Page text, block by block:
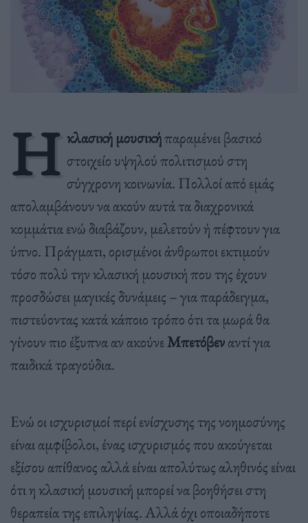
Η κλασική μουσικήπαραμένει βασικό
στοιχείο υψηλού πολιτισμού στη
σύγχρονη κοινωνία. Πολλοί από εμάς
απολαμβάνουν να ακούν αυτά τα διαχρονικά
κομμάτια ενώ διαβάζουν, μελετούν ή πέφτουν για
ύπνο. Πράγματι, ορισμένοι άνθρωποι εκτιμούν
τόσο πολύ την κλασική μουσική που της έχουν
προσδώσει μαγικές δυνάμεις – για παράδειγμα,
πιστεύοντας κατά κάποιο τρόπο ότι τα μωρά θα
γίνουν πιο έξυπνα αν ακούνεΜπετόβεναντί για
παιδικά τραγούδια.
Ενώ οι ισχυρισμοί περί ενίσχυσης της νοημοσύνης
είναι αμφίβολοι, ένας ισχυρισμός που ακούγεται
εξίσου απίθανος αλλά είναι απολύτως αληθινός είναι
ότι η κλασική μουσική μπορεί να βοηθήσει στη
θεραπεία της επιληψίας. Αλλά όχι οποιαδήποτε